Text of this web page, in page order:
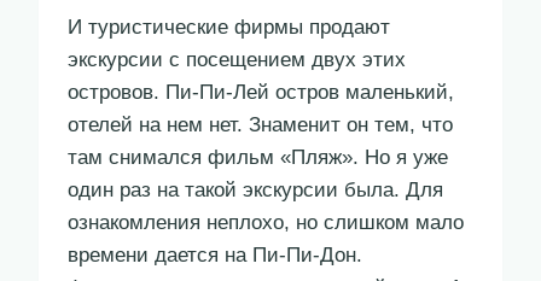
И туристические фирмы продают
экскурсии с посещением двух этих
островов. Пи-Пи-Лей остров маленький,
отелей на нем нет. Знаменит он тем, что
там снимался фильм «Пляж». Но я уже
один раз на такой экскурсии была. Для
ознакомления неплохо, но слишком мало
времени дается на Пи-Пи-Дон.